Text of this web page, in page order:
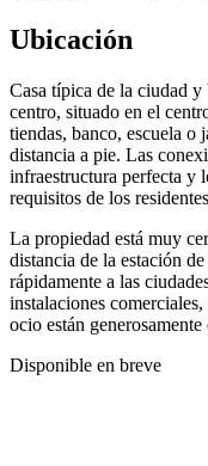
Ubicación
Casa típica de la ciudad
centro, situado en el
tiendas, banco, escuela o
distancia a pie. Las
infraestructura perfecta y
requisitos de los
La propiedad está muy
distancia de la estación
rápidamente a las
instalaciones
ocio están
Disponible en breve